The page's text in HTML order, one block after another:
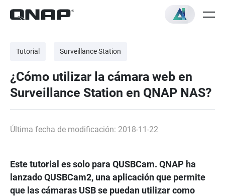
Tutorial Surveillance Station
¿Cómo utilizar la cámara web en
Surveillance Station en QNAP NAS?
Última fecha de modificación: 2018-11-22
Este tutorial es solo para QUSBCam. QNAP ha
lanzado QUSBCam2, una aplicación que permite
que las cámaras USB se puedan utilizar como